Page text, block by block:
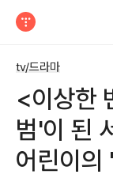
tv/드라마
<이상한
범'이 된
어린이의